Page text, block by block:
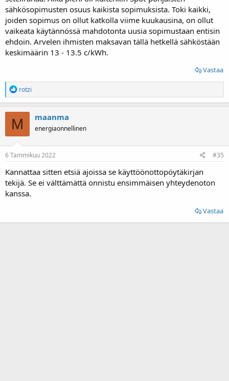
sähkösopimusten osuus kaikista sopimuksista. Toki kaikki,
joiden sopimus on ollut katkolla viime kuukausina, on ollut
vaikeata käytännössä mahdotonta uusia sopimustaan entisin
ehdoin. Arvelen ihmisten maksavan tällä hetkellä sähköstään
keskimäärin 13 - 13.5 c/kWh.
Vastaa
R
e
a
k
t
i
o
t
:
rotzi
M maanma
energiaonnellinen
6 Tammikuu 2022 #35
Kannattaa sitten etsiä ajoissa se käyttöönottopöytäkirjan
tekijä. Se ei välttämättä onnistu ensimmäisen yhteydenoton
kanssa.
Vastaa